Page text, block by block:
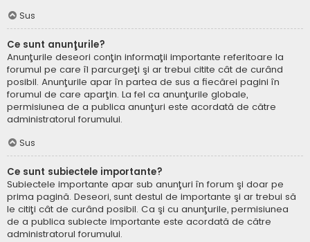
Sus
Ce sunt anunţurile?
Anunţurile deseori conţin informaţii importante referitoare la
forumul pe care îl parcurgeţi şi ar trebui citite cât de curând
posibil. Anunţurile apar în partea de sus a fiecărei pagini în
forumul de care aparţin. La fel ca anunţurile globale,
permisiunea de a publica anunţuri este acordată de către
administratorul forumului.
Sus
Ce sunt subiectele importante?
Subiectele importante apar sub anunţuri în forum şi doar pe
prima pagină. Deseori, sunt destul de importante şi ar trebui să
le citiţi cât de curând posibil. Ca şi cu anunţurile, permisiunea
de a publica subiecte importante este acordată de către
administratorul forumului.